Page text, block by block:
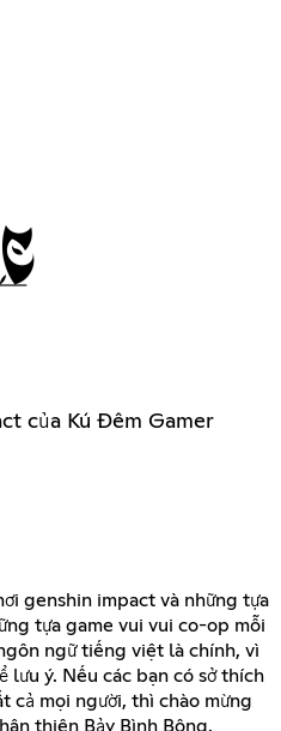
của Kú Đêm Gamer
genshin impact và những tựa
tựa game vui vui co-op mỗi
ngữ tiếng việt là chính, vì
lưu ý. Nếu các bạn có sở thích
cả mọi người, thì chào mừng
thiên Bảy Bình Bông.